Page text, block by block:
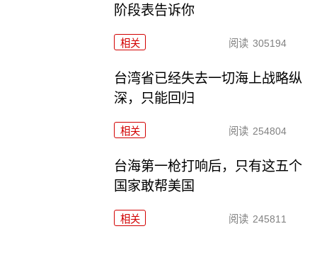
阶段表告诉你
相关 阅读 305194
台湾省已经失去一切海上战略纵
深，只能回归
相关 阅读 254804
台海第一枪打响后，只有这五个
国家敢帮美国
相关 阅读 245811